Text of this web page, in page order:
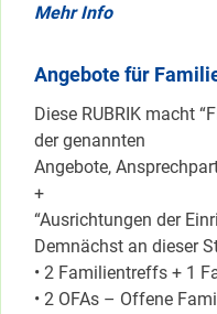
Mehr Info
Angebote für
Diese RUBRIK macht
der genannten
Angebote,
+
“Ausrichtungen der
Demnächst an dieser
• 2 Familientreffs + 1
• 2 OFAs – Offene